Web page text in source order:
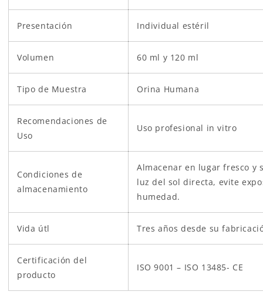
TAPA
ROSCA
TAPA
Presentación Individual estéril
Volumen 60 ml y 120 ml
Tipo de Muestra Orina Humana
Recomendaciones de
Uso
Uso profesional in vitro
Condiciones de
almacenamiento
Almacenar en lugar fresco y
luz del sol directa, evite
humedad.
Vida útl Tres años desde su
Certificación del
producto
ISO 9001 – ISO 13485- CE